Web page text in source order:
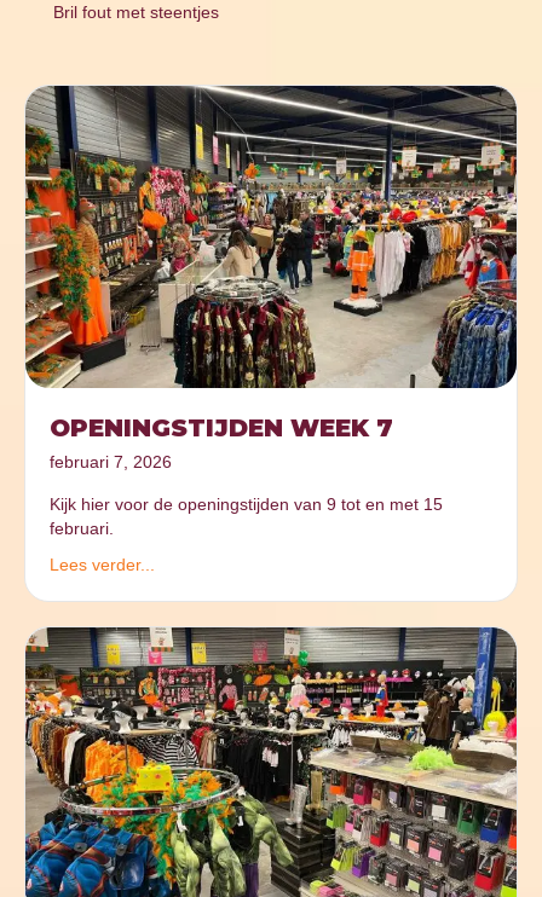
Bril fout met steentjes
OPENINGSTIJDEN WEEK 7
februari 7, 2026
Kijk hier voor de openingstijden van 9 tot en met 15
februari.
Lees verder...